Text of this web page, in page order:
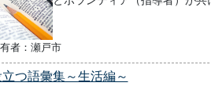
者：瀬戸市
つ語彙集～生活編～